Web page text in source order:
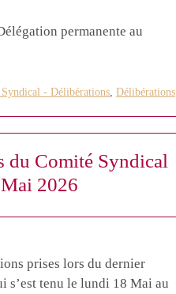
permanente au
- Délibérations ,Délibérations
du Comité Syndical
2026
prises lors du dernier
s’est tenu le lundi 18 Mai au